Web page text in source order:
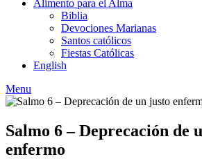
Alimento para el Alma
Biblia
Devociones Marianas
Santos católicos
Fiestas Católicas
English
Menu
Salmo 6 – Deprecación de
enfermo